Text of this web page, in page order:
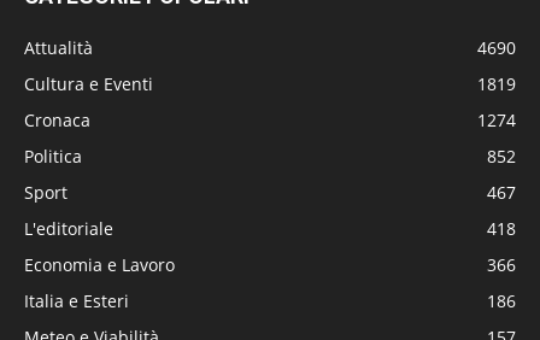
Attualità
4690
Cultura e Eventi
1819
Cronaca
1274
Politica
852
Sport
467
L'editoriale
418
Economia e Lavoro
366
Italia e Esteri
186